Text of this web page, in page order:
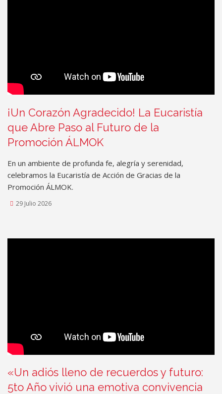
¡Un Corazón Agradecido! La Eucaristía
que Abre Paso al Futuro de la
Promoción ÁLMOK
En un ambiente de profunda fe, alegría y serenidad,
celebramos la Eucaristía de Acción de Gracias de la
Promoción ÁLMOK.
29 Julio 2026
«Un adiós lleno de recuerdos y futuro:
5to Año vivió una emotiva convivencia